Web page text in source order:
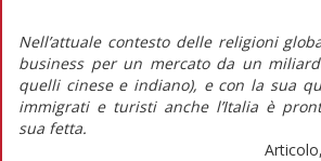
Nell’attuale contesto delle religioni
business per un mercato da un
quelli cinese e indiano), e con la sua
immigrati e turisti anche l’Italia è
sua fetta.